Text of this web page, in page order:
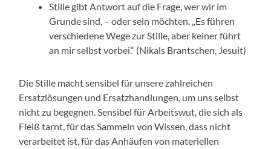
Stille gibt Antwort auf die Frage, wer wir im
Grunde sind, – oder sein möchten. „Es führen
verschiedene Wege zur Stille, aber keiner führt
an mir selbst vorbei.“ (Nikals Brantschen, Jesuit)
Die Stille macht sensibel für unsere zahlreichen
Ersatzlösungen und Ersatzhandlungen, um uns selbst
nicht zu begegnen. Sensibel für Arbeitswut, die sich als
Fleiß tarnt, für das Sammeln von Wissen, dass nicht
verarbeitet ist, für das Anhäufen von materiellen